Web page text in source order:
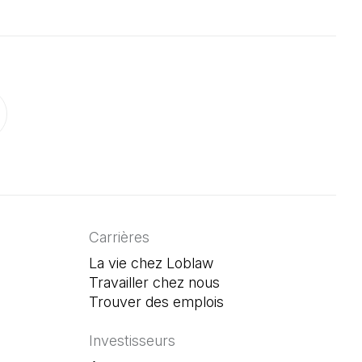
Carrières
La vie chez Loblaw
Travailler chez nous
Trouver des emplois
Investisseurs